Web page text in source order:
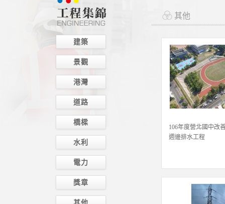
建築
景觀
港灣
道路
橋樑
水利
電力
獎章
其他
106年度營北國中改
週邊排水工程